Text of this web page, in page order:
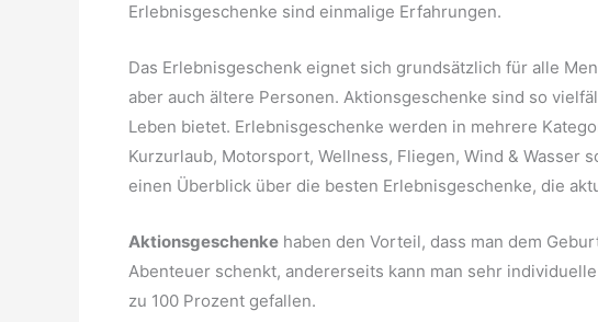
Erlebnisgeschenke sind einmalige Erfahrungen.
Das Erlebnisgeschenk eignet sich grundsätzlich für alle
aber auch ältere Personen. Aktionsgeschenke sind so
Leben bietet. Erlebnisgeschenke werden in mehrere
Kurzurlaub, Motorsport, Wellness, Fliegen, Wind & Wasser
einen Überblick über die besten Erlebnisgeschenke, die
Aktionsgeschenke haben den Vorteil, dass man dem
Abenteuer schenkt, andererseits kann man sehr
zu 100 Prozent gefallen.